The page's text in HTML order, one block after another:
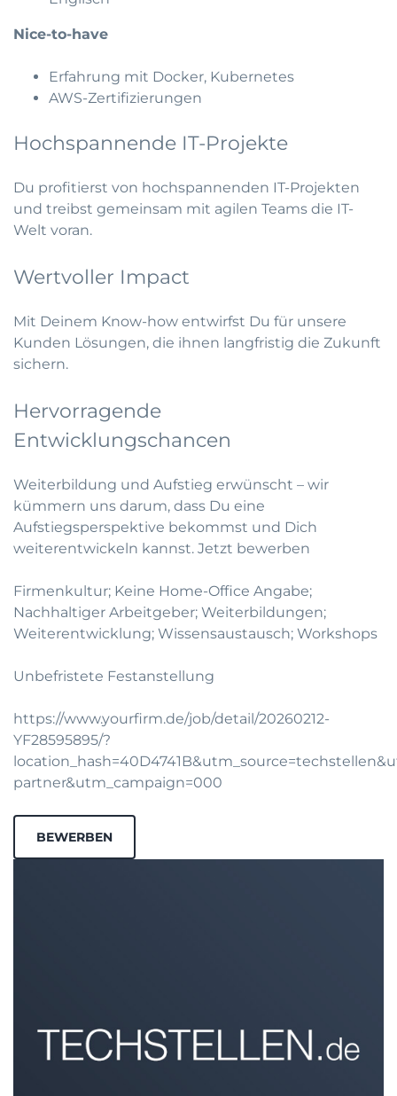
Nice-to-have
Erfahrung mit Docker, Kubernetes
AWS-Zertifizierungen
Hochspannende IT-Projekte
Du profitierst von hochspannenden IT-Projekten
und treibst gemeinsam mit agilen Teams die IT-
Welt voran.
Wertvoller Impact
Mit Deinem Know-how entwirfst Du für unsere
Kunden Lösungen, die ihnen langfristig die Zukunft
sichern.
Hervorragende
Entwicklungschancen
Weiterbildung und Aufstieg erwünscht – wir
kümmern uns darum, dass Du eine
Aufstiegsperspektive bekommst und Dich
weiterentwickeln kannst. Jetzt bewerben
Firmenkultur; Keine Home-Office Angabe;
Nachhaltiger Arbeitgeber; Weiterbildungen;
Weiterentwicklung; Wissensaustausch; Workshops
Unbefristete Festanstellung
https://www.yourfirm.de/job/detail/20260212-
YF28595895/?
partner&utm_campaign=000
BEWERBEN